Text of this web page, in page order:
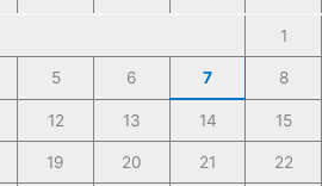
1
5 6 7 8
12 13 14 15
19 20 21 22